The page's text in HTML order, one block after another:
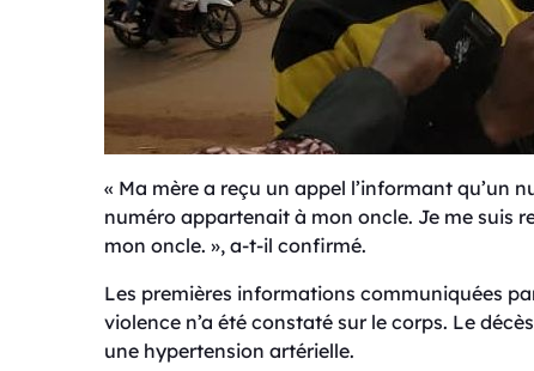
« Ma mère a reçu un appel l’informant qu’un
numéro appartenait à mon oncle. Je me suis
mon oncle. », a-t-il confirmé.
Les premières informations communiquées
violence n’a été constaté sur le corps. Le
une hypertension artérielle.